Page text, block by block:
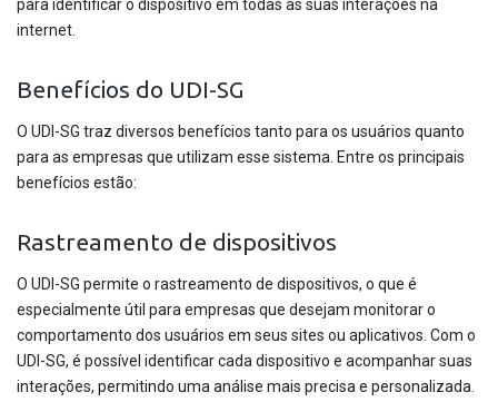
para identificar o dispositivo em todas as suas interações na
internet.
Benefícios do UDI-SG
O UDI-SG traz diversos benefícios tanto para os usuários quanto
para as empresas que utilizam esse sistema. Entre os principais
benefícios estão:
Rastreamento de dispositivos
O UDI-SG permite o rastreamento de dispositivos, o que é
especialmente útil para empresas que desejam monitorar o
comportamento dos usuários em seus sites ou aplicativos. Com o
UDI-SG, é possível identificar cada dispositivo e acompanhar suas
interações, permitindo uma análise mais precisa e personalizada.